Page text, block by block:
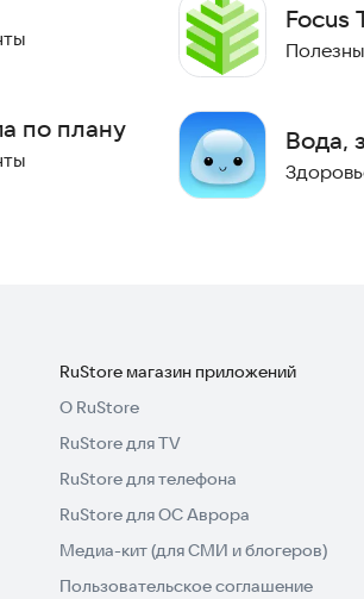
по плану
Focus
Вода,
RuStore магазин приложений
О RuStore
RuStore для TV
RuStore для телефона
RuStore для ОС Аврора
Медиа-кит (для СМИ и блогеров)
Пользовательское соглашение